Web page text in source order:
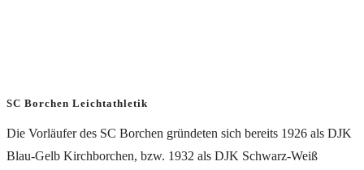
SC Borchen Leichtathletik
Die Vorläufer des SC Borchen gründeten sich bereits 1926 als DJK
Blau-Gelb Kirchborchen, bzw. 1932 als DJK Schwarz-Weiß